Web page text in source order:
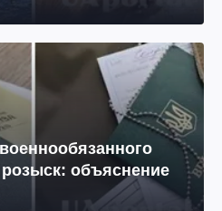
объяснение